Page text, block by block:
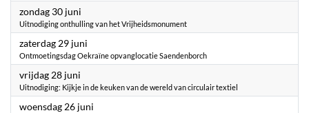
zondag 30 juni
Uitnodiging onthulling van het Vrijheidsmonument
zaterdag 29 juni
Ontmoetingsdag Oekraïne opvanglocatie Saendenborch
vrijdag 28 juni
Uitnodiging: Kijkje in de keuken van de wereld van circulair textiel
woensdag 26 juni